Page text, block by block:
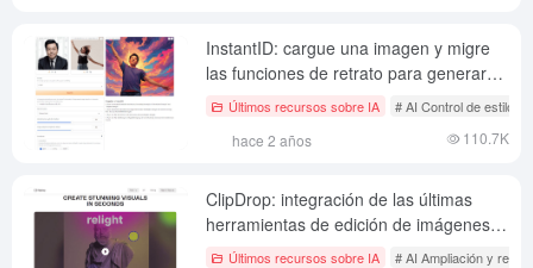
InstantID: cargue una imagen y migre
las funciones de retrato para generar
diferentes estilos de imágenes
Últimos recursos sobre IA # AI Control de estilo
hace 2 años 110.7K
ClipDrop: integración de las últimas
herramientas de edición de imágenes y
productos experimentales de Stability AI
Últimos recursos sobre IA # AI Ampliación y